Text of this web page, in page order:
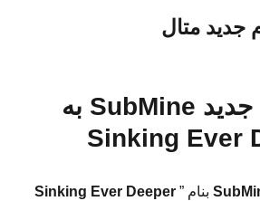
جدید متال
دانلود آلبوم جدید SubMine به
بنام ”Sinking Ever Deeper